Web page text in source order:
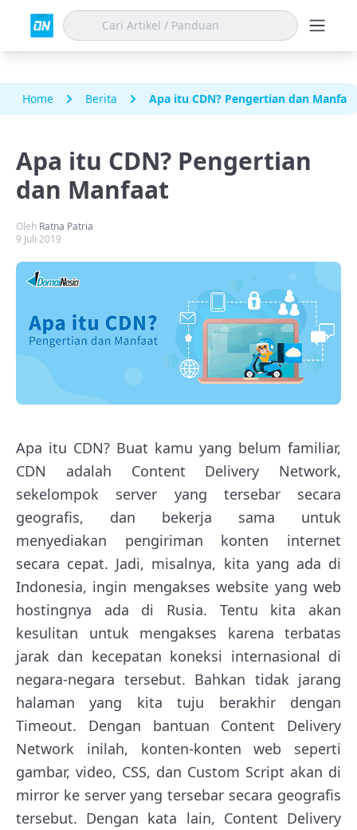
Home Berita Apa itu CDN? Pengertian dan Manfaat
Apa itu CDN? Pengertian
dan Manfaat
Oleh Ratna Patria
9 Juli 2019
Apa itu CDN? Buat kamu yang belum familiar,
CDN adalah Content Delivery Network,
sekelompok server yang tersebar secara
geografis, dan bekerja sama untuk
menyediakan pengiriman konten internet
secara cepat. Jadi, misalnya, kita yang ada di
Indonesia, ingin mengakses website yang web
hostingnya ada di Rusia. Tentu kita akan
kesulitan untuk mengakses karena terbatas
jarak dan kecepatan koneksi internasional di
negara-negara tersebut. Bahkan tidak jarang
halaman yang kita tuju berakhir dengan
Timeout. Dengan bantuan Content Delivery
Network inilah, konten-konten web seperti
gambar, video, CSS, dan Custom Script akan di
mirror ke server yang tersebar secara geografis
tersebut. Dengan kata lain, Content Delivery